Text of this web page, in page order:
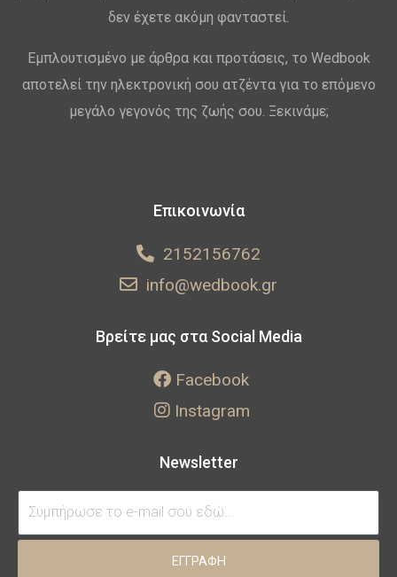
δεν έχετε ακόμη φανταστεί.
Εμπλουτισμένο με άρθρα και προτάσεις, το Wedbook
αποτελεί την ηλεκτρονική σου ατζέντα για το επόμενο
μεγάλο γεγονός της ζωής σου. Ξεκινάμε;
Επικοινωνία
2152156762
info@wedbook.gr
Βρείτε μας στα Social Media
Facebook
Instagram
Newsletter
ΕΓΓΡΑΦΗ